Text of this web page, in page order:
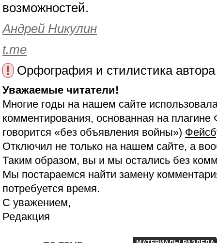
возможностей.
Андрей Никулин
t.me
!
Орфография и стилистика
Уважаемые читатели!
Многие годы на нашем сайте
комментирования, основанная на
говорится «без объявления войны»)
Отключил не только на нашем сайте, а
Таким образом, вы и мы остались без
Мы постараемся найти замену
потребуется время.
С уважением,
Редакция